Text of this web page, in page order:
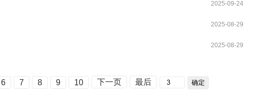
2025-09-24
2025-08-29
2025-08-29
6 7 8 9 10 下一页 最后